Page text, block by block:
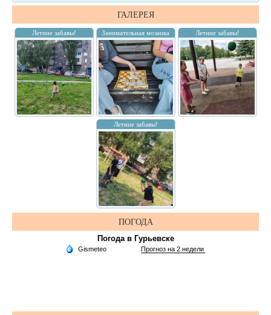
ГАЛЕРЕЯ
Летние забавы! Занимательная мозаика Летние забавы!
Летние забавы!
ПОГОДА
Погода в Гурьевске